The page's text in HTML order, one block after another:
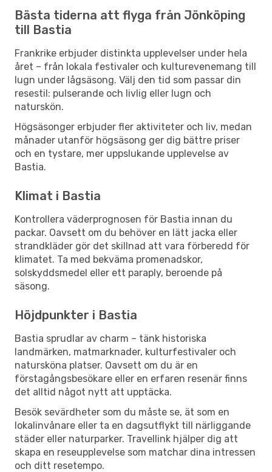
Bästa tiderna att flyga från Jönköping
till Bastia
Frankrike erbjuder distinkta upplevelser under hela
året – från lokala festivaler och kulturevenemang till
lugn under lågsäsong. Välj den tid som passar din
resestil: pulserande och livlig eller lugn och
naturskön.
Högsäsonger erbjuder fler aktiviteter och liv, medan
månader utanför högsäsong ger dig bättre priser
och en tystare, mer uppslukande upplevelse av
Bastia.
Klimat i Bastia
Kontrollera väderprognosen för Bastia innan du
packar. Oavsett om du behöver en lätt jacka eller
strandkläder gör det skillnad att vara förberedd för
klimatet. Ta med bekväma promenadskor,
solskyddsmedel eller ett paraply, beroende på
säsong.
Höjdpunkter i Bastia
Bastia sprudlar av charm – tänk historiska
landmärken, matmarknader, kulturfestivaler och
natursköna platser. Oavsett om du är en
förstagångsbesökare eller en erfaren resenär finns
det alltid något nytt att upptäcka.
Besök sevärdheter som du måste se, ät som en
lokalinvånare eller ta en dagsutflykt till närliggande
städer eller naturparker. Travellink hjälper dig att
skapa en reseupplevelse som matchar dina intressen
och ditt resetempo.